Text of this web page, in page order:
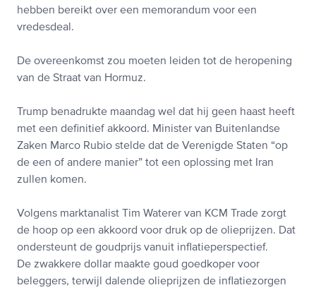
hebben bereikt over een memorandum voor een
vredesdeal.
De overeenkomst zou moeten leiden tot de heropening
van de Straat van Hormuz.
Trump benadrukte maandag wel dat hij geen haast heeft
met een definitief akkoord. Minister van Buitenlandse
Zaken Marco Rubio stelde dat de Verenigde Staten “op
de een of andere manier” tot een oplossing met Iran
zullen komen.
Volgens marktanalist Tim Waterer van KCM Trade zorgt
de hoop op een akkoord voor druk op de olieprijzen. Dat
ondersteunt de goudprijs vanuit inflatieperspectief.
De zwakkere dollar maakte goud goedkoper voor
beleggers, terwijl dalende olieprijzen de inflatiezorgen